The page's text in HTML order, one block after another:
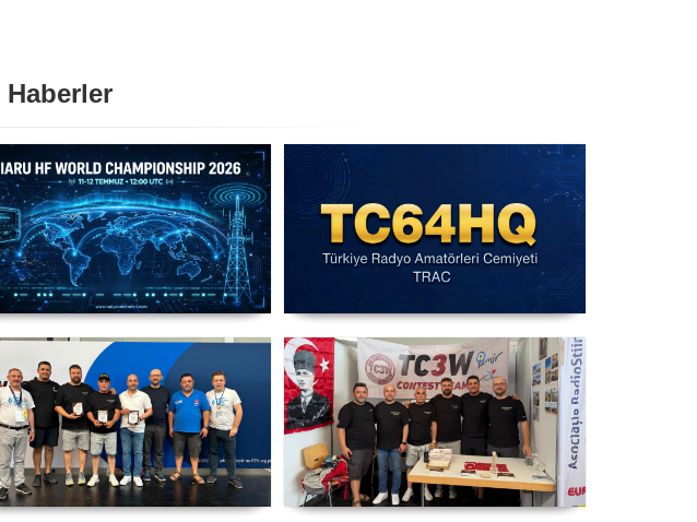
Haberler
IARU HF World Championship
IARU HF Yarışması TC64HQ
SP DX Contest Ödülleri
TC3W Almanya Fuar' ında